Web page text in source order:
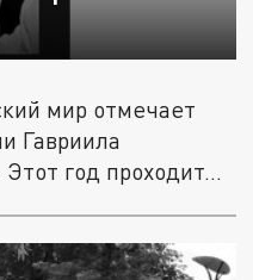
мир отмечает
год проходит...